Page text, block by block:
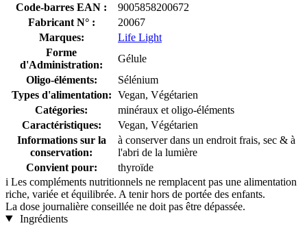
Code-barres EAN :
9005858200672
Fabricant N° :
20067
Marques:
Life Light
Forme
d'Administration:
Gélule
Oligo-éléments:
Sélénium
Types d'alimentation: Vegan, Végétarien
Catégories:
minéraux et oligo-éléments
Caractéristiques:
Vegan, Végétarien
Informations sur la
conservation:
à conserver dans un endroit frais, sec & à
l'abri de la lumière
Convient pour:
thyroïde
i Les compléments nutritionnels ne remplacent pas une alimentation
riche, variée et équilibrée. A tenir hors de portée des enfants.
La dose journalière conseillée ne doit pas être dépassée.
Ingrédients